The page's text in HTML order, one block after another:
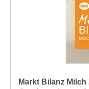
Markt Bilanz Milch